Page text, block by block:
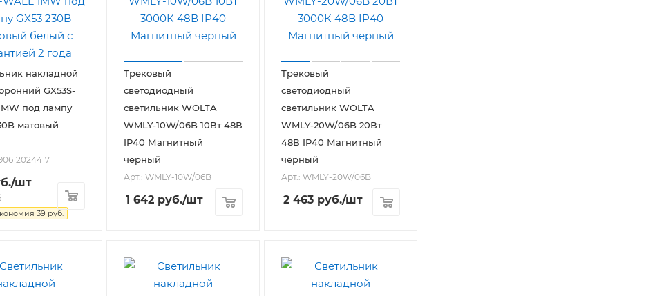
накладной
GX53S-
под лампу
матовый
/шт
39 руб.
Трековый
светодиодный
светильник WOLTA
WMLY-10W/06B 10Вт 48В
IP40 Магнитный
чёрный
Арт.: WMLY-10W/06B
1 642 руб./шт
Трековый
светодиодный
светильник WOLTA
WMLY-20W/06B 20Вт
48В IP40 Магнитный
чёрный
Арт.: WMLY-20W/06B
2 463 руб./шт